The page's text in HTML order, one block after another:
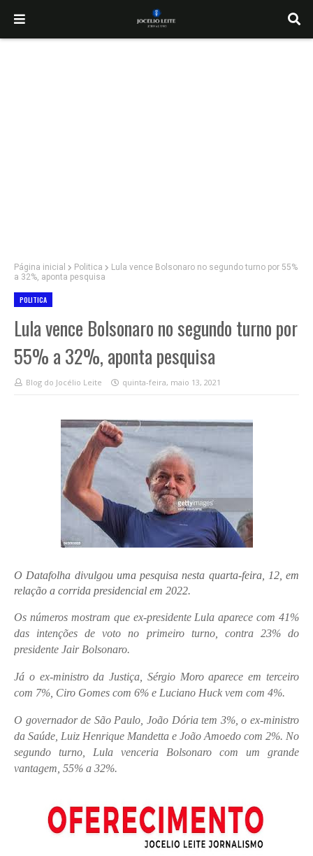
Página inicial Politica
Lula vence Bolsonaro no segundo turno por 55%
a 32%, aponta pesquisa
POLITICA
Lula vence Bolsonaro no segundo turno por
55% a 32%, aponta pesquisa
Blog do Jocélio Leite quinta-feira, maio 13, 2021
O Datafolha divulgou uma pesquisa nesta quarta-feira, 12, em
relação a corrida presidencial em 2022.
Os números mostram que ex-presidente Lula aparece com 41%
das intenções de voto no primeiro turno, contra 23% do
presidente Jair Bolsonaro.
Já o ex-ministro da Justiça, Sérgio Moro aparece em terceiro
com 7%, Ciro Gomes com 6% e Luciano Huck vem com 4%.
O governador de São Paulo, João Dória tem 3%, o ex-ministro
da Saúde, Luiz Henrique Mandetta e João Amoedo com 2%. No
segundo turno, Lula venceria Bolsonaro com um grande
vantagem, 55% a 32%.